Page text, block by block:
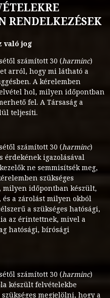
RENDELKEZÉSEK
való jog
számított 30 (harminc)
arról, hogy mi látható a
A kérelemben
hol, milyen időpontban
fel. A Társaság a
teljesíti.
számított 30 (harminc)
érdekének igazolásával
ne semmisítsék meg,
szükséges
időpontban készült,
a zárolást milyen okból
a szükséges hatósági,
az érintettnek, mivel a
hatósági, bírósági
számított 30 (harminc)
készült felvételekbe
megjelölni, hogy a